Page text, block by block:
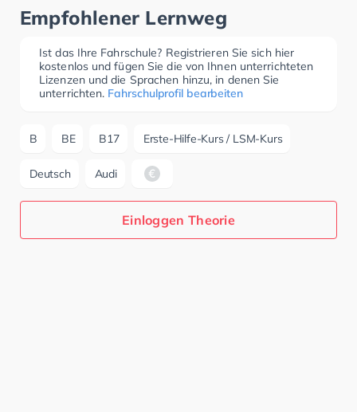
Empfohlener Lernweg
Ist das Ihre Fahrschule? Registrieren Sie sich hier
kostenlos und fügen Sie die von Ihnen unterrichteten
Lizenzen und die Sprachen hinzu, in denen Sie
unterrichten. Fahrschulprofil bearbeiten
B BE B17 Erste-Hilfe-Kurs / LSM-Kurs
Deutsch Audi
Einloggen Theorie